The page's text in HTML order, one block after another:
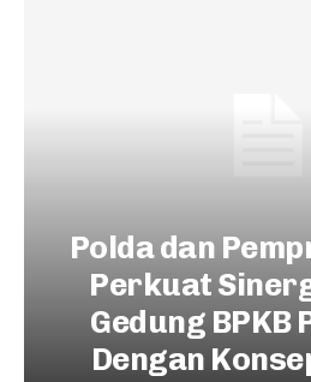
Polda dan
Perkuat
Gedung BPKB
Dengan